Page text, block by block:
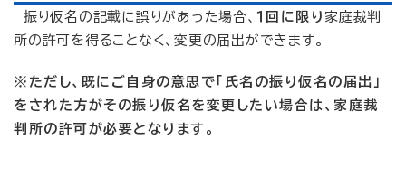
振り仮名の記載に誤りがあった場合、 １回に限り 家庭裁判
所の許可を得ることなく、変更の届出ができます。
※ただし、既にご自身の意思で「氏名の振り仮名の届出」
をされた方がその振り仮名を変更したい場合は、家庭裁
判所の許可が必要となります。